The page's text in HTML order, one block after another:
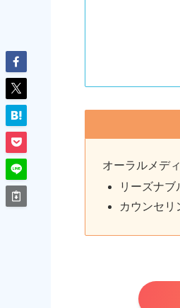
オーラルメデ
リーズナ
カウンセ